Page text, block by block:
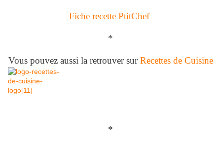
Fiche recette PtitChef
*
Vous pouvez aussi la retrouver surRecettes de Cuisine
*